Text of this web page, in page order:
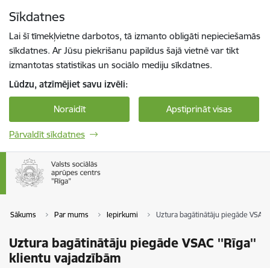
Sīkdatnes
Lai šī tīmekļvietne darbotos, tā izmanto obligāti nepieciešamās
sīkdatnes. Ar Jūsu piekrišanu papildus šajā vietnē var tikt
izmantotas statistikas un sociālo mediju sīkdatnes.
Lūdzu, atzīmējiet savu izvēli:
Noraidīt Apstiprināt visas
Pārvaldīt sīkdatnes
Sākums Par mums Iepirkumi Uztura bagātinātāju piegāde
Uztura bagātinātāju piegāde VSAC ''Rīga''
klientu vajadzībām